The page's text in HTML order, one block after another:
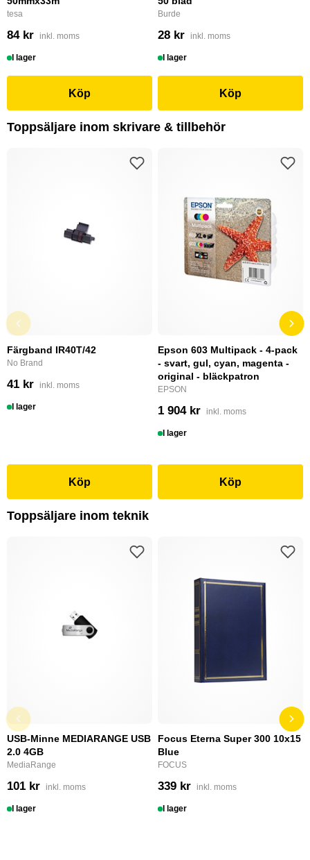
tesa
84 kr inkl. moms
I lager
Köp
Burde
28 kr inkl. moms
I lager
Köp
Toppsäljare inom skrivare & tillbehör
Färgband IR40T/42
No Brand
41 kr inkl. moms
I lager
Köp
Epson 603 Multipack - 4-pack
- svart, gul, cyan, magenta -
original - bläckpatron
EPSON
1 904 kr inkl. moms
I lager
Köp
Toppsäljare inom teknik
USB-Minne MEDIARANGE USB
2.0 4GB
MediaRange
101 kr inkl. moms
I lager
Focus Eterna Super 300 10x15
Blue
FOCUS
339 kr inkl. moms
I lager